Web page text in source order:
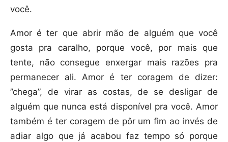
você.
Amor é ter que abrir mão de alguém que você
gosta pra caralho, porque você, por mais que
tente, não consegue enxergar mais razões pra
permanecer ali. Amor é ter coragem de dizer:
”chega”, de virar as costas, de se desligar de
alguém que nunca está disponível pra você. Amor
também é ter coragem de pôr um fim ao invés de
adiar algo que já acabou faz tempo só porque